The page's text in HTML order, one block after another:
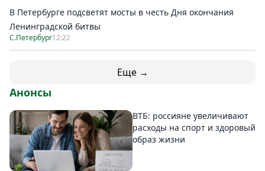
В Петербурге подсветят мосты в честь Дня окончания
Ленинградской битвы
С.Петербург12:22
Еще →
Анонсы
ВТБ: россияне увеличивают
расходы на спорт и здоровый
образ жизни